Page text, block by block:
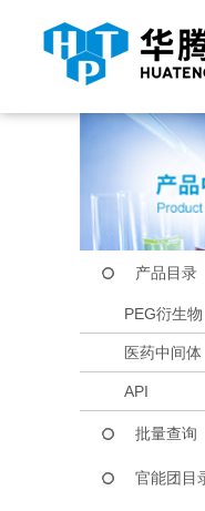
当前位置： 首页
产品目录
PEG衍生物
医药中间体
API
批量查询
官能团目